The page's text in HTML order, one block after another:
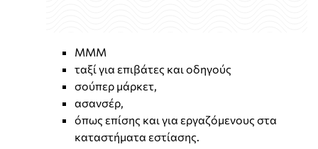
ΜΜΜ
ταξί για επιβάτες και οδηγούς
σούπερ μάρκετ,
ασανσέρ,
όπως επίσης και για εργαζόμενους στα
καταστήματα εστίασης.